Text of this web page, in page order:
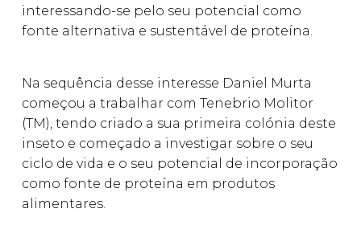
interessando-se pelo seu potencial como
fonte alternativa e sustentável de proteína.
Na sequência desse interesse Daniel Murta
começou a trabalhar com Tenebrio Molitor
(TM), tendo criado a sua primeira colónia deste
inseto e começado a investigar sobre o seu
ciclo de vida e o seu potencial de incorporação
como fonte de proteína em produtos
alimentares.